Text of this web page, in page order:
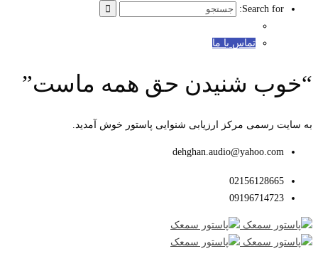
Search for:
تماس با ما
“خوب شنیدن حق همه ماست”
به سایت رسمی مرکز ارزیابی شنوایی پاستور خوش آمدید.
dehghan.audio@yahoo.com
02156128665
09196714723